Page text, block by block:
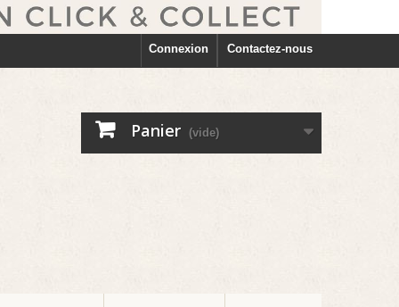
Contactez-nous
Connexion
Panier (vide)